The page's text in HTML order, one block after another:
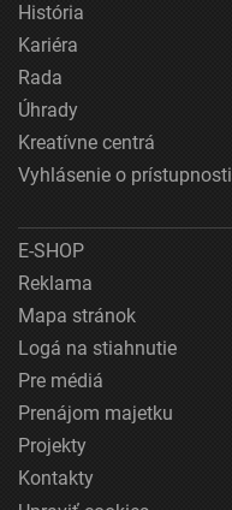
História
Kariéra
Rada
Úhrady
Kreatívne centrá
Vyhlásenie o prístupnosti
E-SHOP
Reklama
Mapa stránok
Logá na stiahnutie
Pre médiá
Prenájom majetku
Projekty
Kontakty